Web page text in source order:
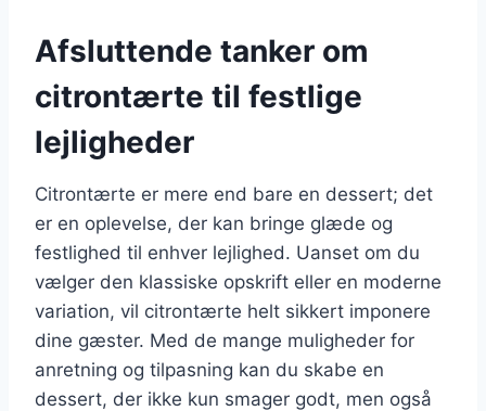
Afsluttende tanker om
citrontærte til festlige
lejligheder
Citrontærte er mere end bare en dessert; det
er en oplevelse, der kan bringe glæde og
festlighed til enhver lejlighed. Uanset om du
vælger den klassiske opskrift eller en moderne
variation, vil citrontærte helt sikkert imponere
dine gæster. Med de mange muligheder for
anretning og tilpasning kan du skabe en
dessert, der ikke kun smager godt, men også